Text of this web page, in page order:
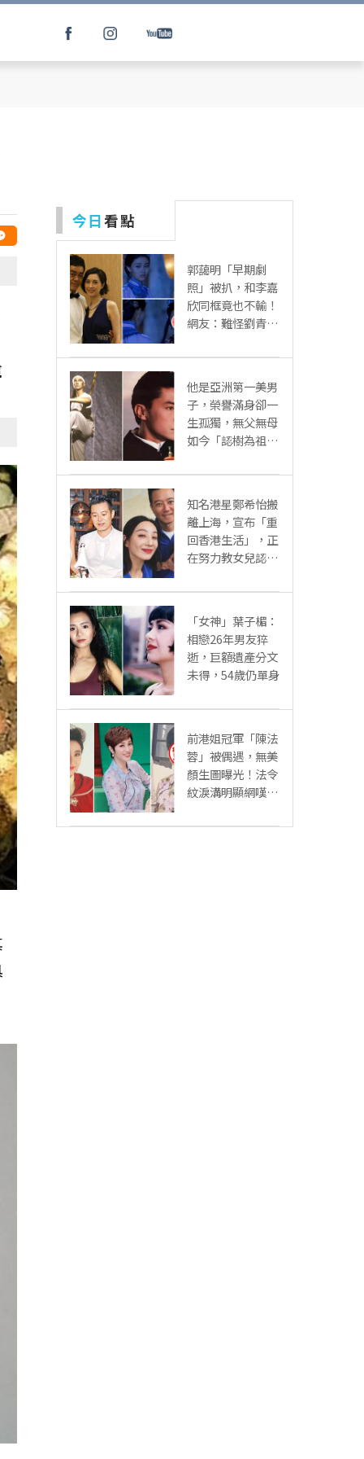
今日看點
郭藹明「早期劇
照」被扒，和李嘉
欣同框竟也不輸！
網友：難怪劉青云
他是亞洲第一美男
子，榮譽滿身卻一
生孤獨，無父無母
如今「認樹為祖父
知名港星鄭希怡搬
離上海，宣布「重
回香港生活」，正
在努力教女兒認繁
「女神」葉子楣：
相戀26年男友猝
逝，巨額遺產分文
未得，54歲仍單身
前港姐冠軍「陳法
蓉」被偶遇，無美
顏生圖曝光！法令
紋淚溝明顯網嘆：
老」